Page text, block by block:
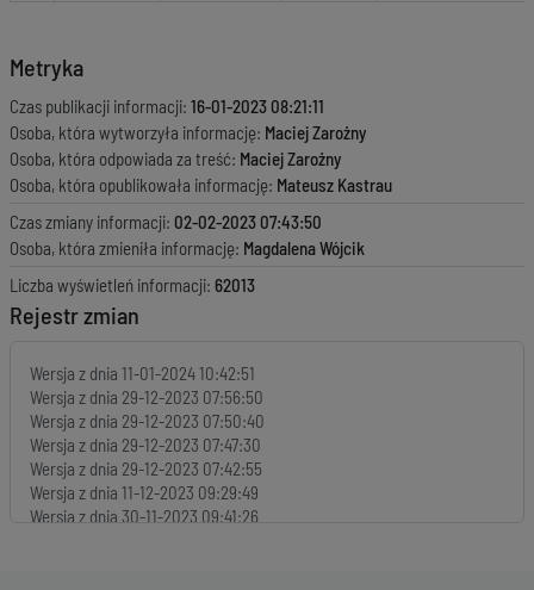
Metryka
Czas publikacji informacji: 16-01-2023 08:21:11
Osoba, która wytworzyła informację: Maciej Zarożny
Osoba, która odpowiada za treść: Maciej Zarożny
Osoba, która opublikowała informację: Mateusz Kastrau
Czas zmiany informacji: 02-02-2023 07:43:50
Osoba, która zmieniła informację: Magdalena Wójcik
Liczba wyświetleń informacji: 62013
Rejestr zmian
Wersja z dnia 11-01-2024 10:42:51
Wersja z dnia 29-12-2023 07:56:50
Wersja z dnia 29-12-2023 07:50:40
Wersja z dnia 29-12-2023 07:47:30
Wersja z dnia 29-12-2023 07:42:55
Wersja z dnia 11-12-2023 09:29:49
Wersja z dnia 30-11-2023 09:41:26